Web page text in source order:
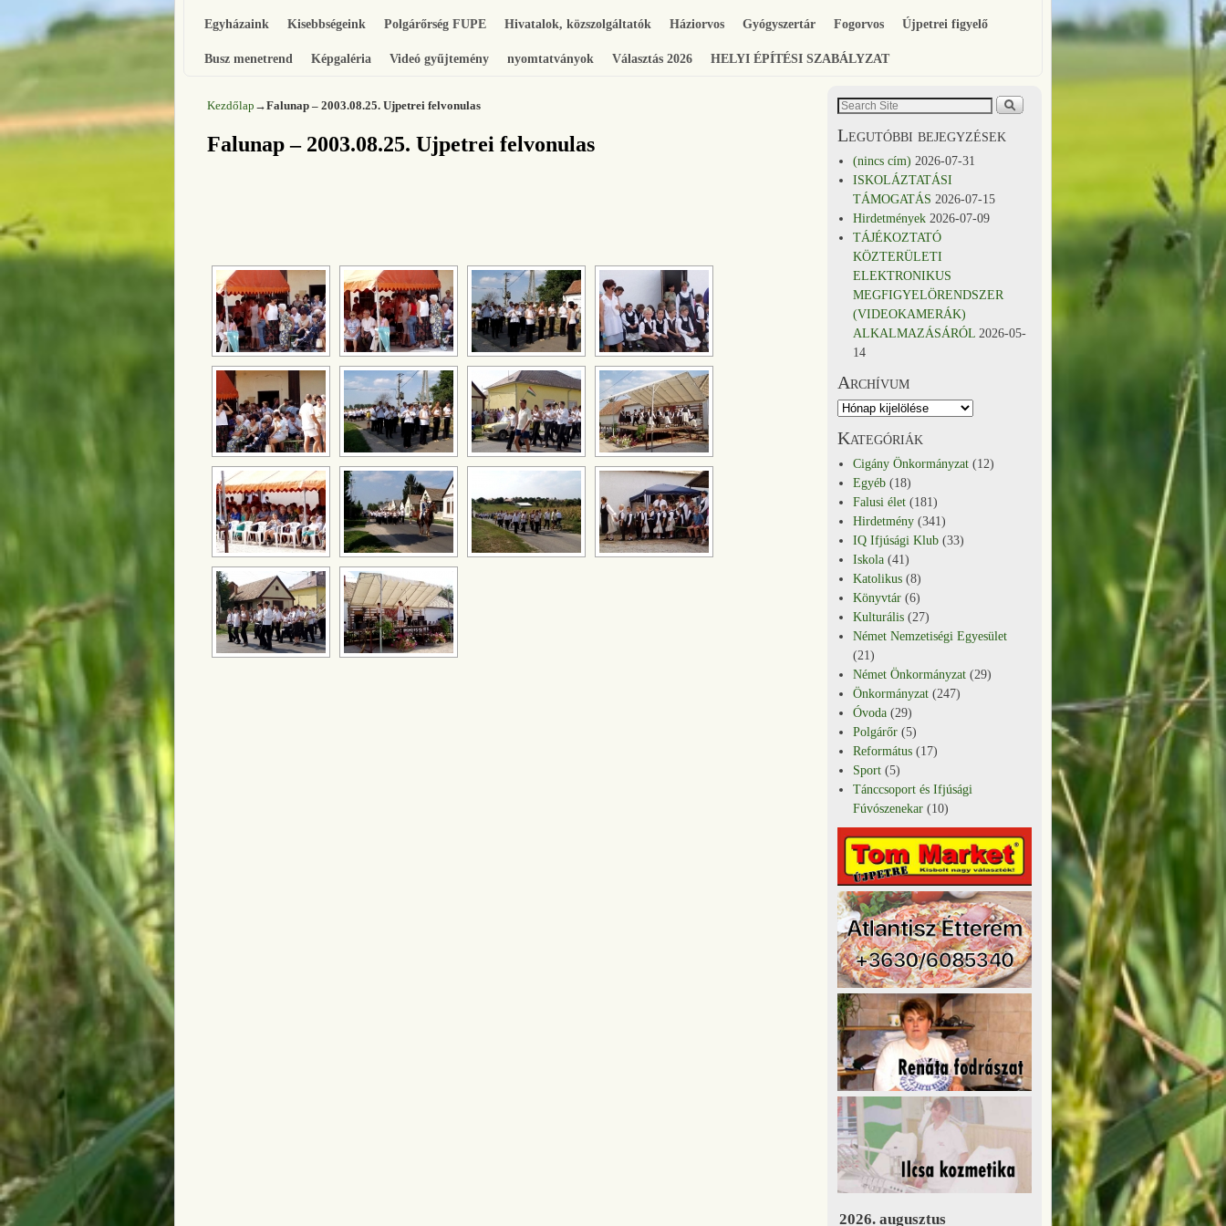
Egyházaink Kisebbségeink Polgárőrség FUPE Hivatalok, közszolgáltatók Háziorvos Gyógyszertár Fogorvos Újpetrei figyelő
Busz menetrend Képgaléria Videó gyűjtemény nyomtatványok Választás 2026 HELYI ÉPÍTÉSI SZABÁLYZAT
Kezdőlap →Falunap – 2003.08.25. Ujpetrei felvonulas
Falunap – 2003.08.25. Ujpetrei felvonulas Legutóbbi bejegyzések
(nincs cím) 2026-07-31
ISKOLÁZTATÁSI
TÁMOGATÁS 2026-07-15
Hirdetmények 2026-07-09
TÁJÉKOZTATÓ
KÖZTERÜLETI
ELEKTRONIKUS
MEGFIGYELÖRENDSZER
(VIDEOKAMERÁK)
ALKALMAZÁSÁRÓL 2026-05-
14
Archívum
Kategóriák
Cigány Önkormányzat (12)
Egyéb (18)
Falusi élet (181)
Hirdetmény (341)
IQ Ifjúsági Klub (33)
Iskola (41)
Katolikus (8)
Könyvtár (6)
Kulturális (27)
Német Nemzetiségi Egyesület
(21)
Német Önkormányzat (29)
Önkormányzat (247)
Óvoda (29)
Polgárőr (5)
Református (17)
Sport (5)
Tánccsoport és Ifjúsági
Fúvószenekar (10)
2026. augusztus